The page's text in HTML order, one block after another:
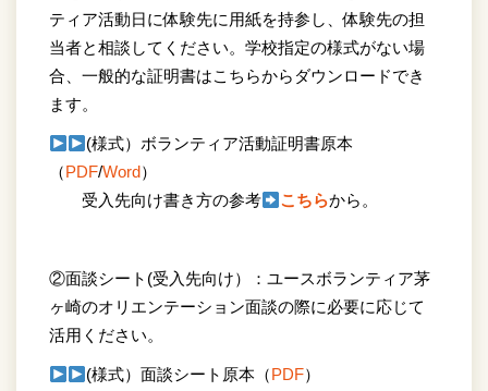
ティア活動日に体験先に用紙を持参し、体験先の担
当者と相談してください。学校指定の様式がない場
合、一般的な証明書はこちらからダウンロードでき
ます。
(様式）ボランティア活動証明書原本
（PDF/Word）
受入先向け書き方の参考
こちらから。
②面談シート(受入先向け）：ユースボランティア茅
ヶ崎のオリエンテーション面談の際に必要に応じて
活用ください。
(様式）面談シート原本（PDF）